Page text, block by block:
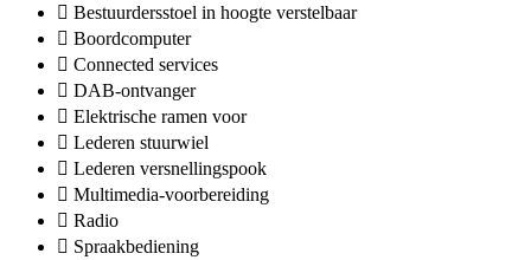
Bestuurdersstoel in hoogte verstelbaar
Boordcomputer
Connected services
DAB-ontvanger
Elektrische ramen voor
Lederen stuurwiel
Lederen versnellingspook
Multimedia-voorbereiding
Radio
Spraakbediening